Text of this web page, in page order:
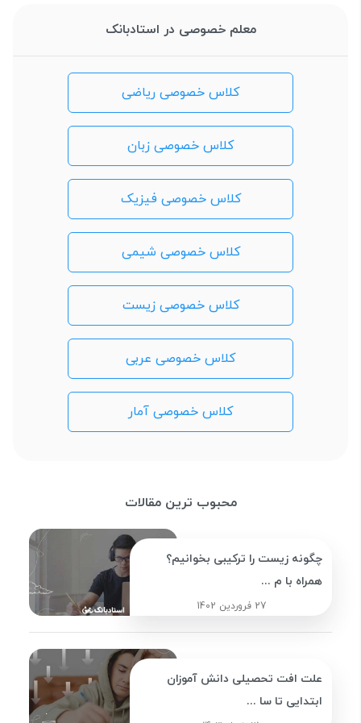
معلم خصوصی در استادبانک
کلاس خصوصی ریاضی
کلاس خصوصی زبان
کلاس خصوصی فیزیک
کلاس خصوصی شیمی
کلاس خصوصی زیست
کلاس خصوصی عربی
کلاس خصوصی آمار
محبوب ترین مقالات
چگونه زیست را ترکیبی بخوانیم؟
همراه با م ...
27 فروردین 1402
علت افت تحصیلی دانش آموزان
ابتدایی تا سا ...